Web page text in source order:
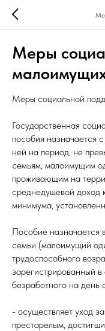
Меры
Меры социальной
Государственная
пособия назначается
ней на период, не
семьям, малоимущим
проживающим на
среднедушевой доход
минимума,
Пособие назначается
семьи (малоимущий
трудоспособного
зарегистрированный в
безработного на
- осуществляет уход
престарелым,